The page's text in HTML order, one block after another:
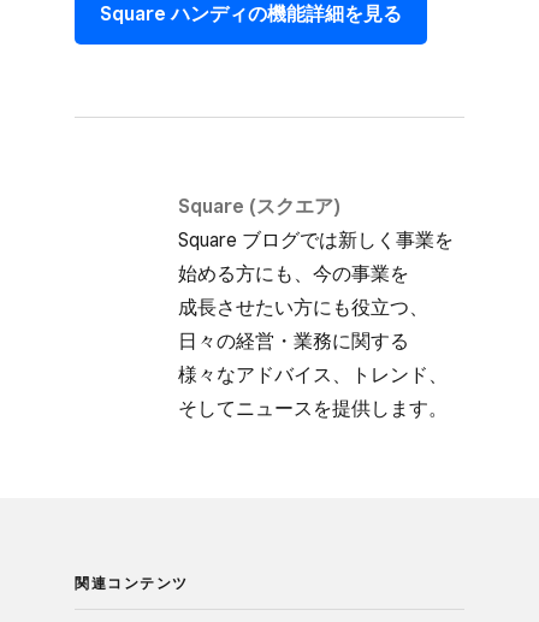
Square ハンディの​機能詳細を​見る
Square (スクエア)
Square ブログでは​新しく​事業を​
始める方にも、​今の​事業を​
成長させたい方にも​役立つ、​
日々の​経営・業務に​関する​
様々な​アドバイス、​トレンド、​
そして​ニュースを​提供します。
関連コンテンツ